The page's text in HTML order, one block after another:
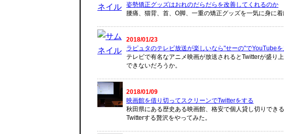
姿勢矯正グッズはおれのだらだらを改善してくれるのか
腰痛、猫背、首、O脚、一重の矯正グッズを一気に身に着
2018/01/23
ラピュタのテレビ放送が楽しいなら"せーの"でYouTube
テレビで有名なアニメ映画が放送されるとTwitterが盛り
できないだろうか。
2018/01/09
映画館を借り切ってスクリーンでTwitterをする
秋田県にある歴史ある映画館、格安で個人貸し切りでき
Twitterする贅沢をやってみた。